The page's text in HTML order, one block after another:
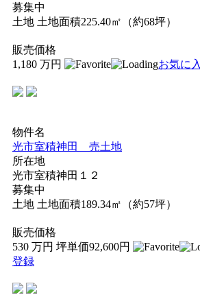
募集中
土地 土地面積225.40㎡（約68坪）
販売価格
1,180 万円 お気に
物件名
光市室積神田 売土地
所在地
光市室積神田１２
募集中
土地 土地面積189.34㎡（約57坪）
販売価格
530 万円 坪単価92,600円
登録